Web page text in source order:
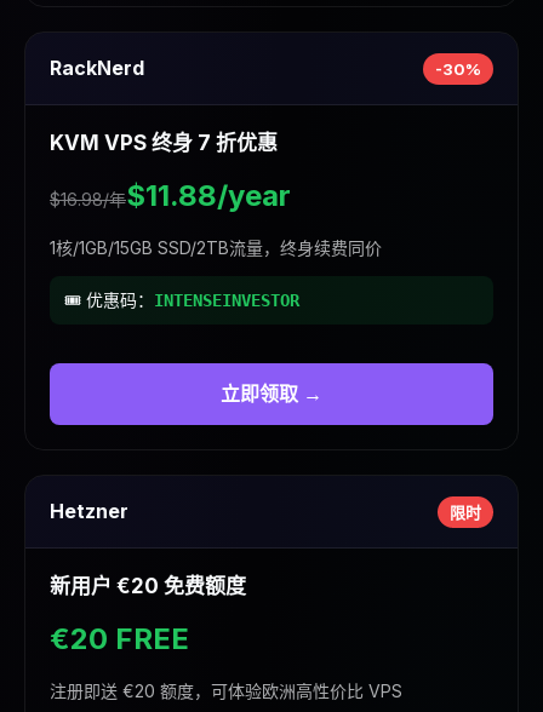
RackNerd -30%
KVM VPS 终身 7 折优惠
$16.98/年$11.88/year
1核/1GB/15GB SSD/2TB流量，终身续费同价
🎟️ 优惠码： INTENSEINVESTOR
立即领取 →
Hetzner 限时
新用户 €20 免费额度
€20 FREE
注册即送 €20 额度，可体验欧洲高性价比 VPS